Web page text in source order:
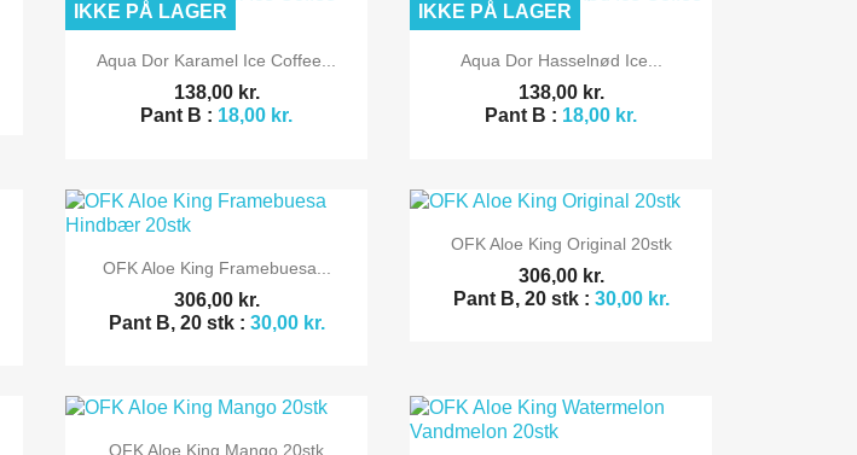
 Vis her
Aqua Dor Karamel Ice Coffee...
138,00 kr.
Pant B : 18,00 kr.
IKKE PÅ LAGER
 Vis her
Aqua Dor Hasselnød Ice...
138,00 kr.
Pant B : 18,00 kr.
IKKE PÅ LAGER
 Vis her
OFK Aloe King Framebuesa...
306,00 kr.
Pant B, 20 stk : 30,00 kr.
 Vis her
OFK Aloe King Original 20stk
306,00 kr.
Pant B, 20 stk : 30,00 kr.
 Vis her
OFK Aloe King Mango 20stk